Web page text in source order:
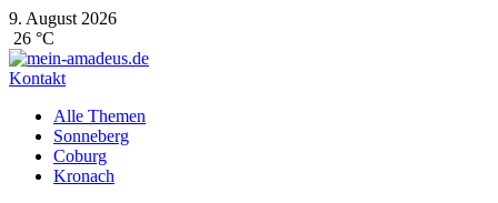
9. August 2026
26 °C
Kontakt
Alle Themen
Sonneberg
Coburg
Kronach